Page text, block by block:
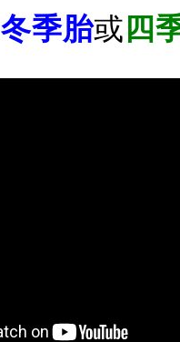
冬季胎或 四